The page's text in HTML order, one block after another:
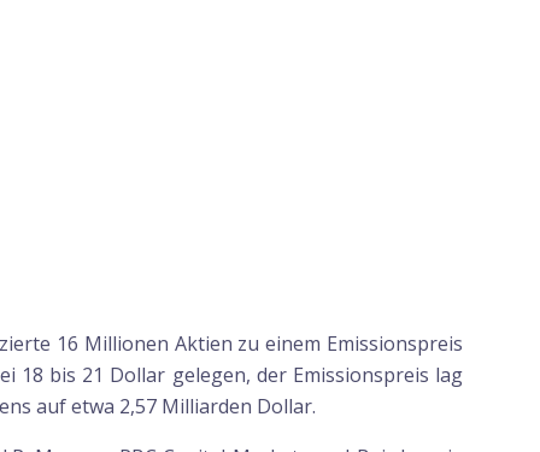
16 Millionen Aktien zu einem Emissionspreis
18 bis 21 Dollar gelegen, der Emissionspreis lag
auf etwa 2,57 Milliarden Dollar.